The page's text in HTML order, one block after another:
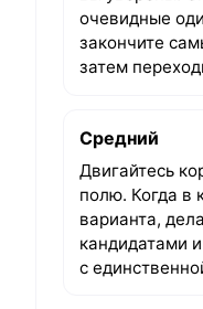
очевидные
закончите
затем
Средний
Двигайтесь
полю. Когда в
варианта,
кандидатами
с